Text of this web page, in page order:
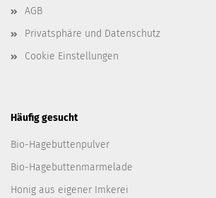
AGB
Privatsphäre und Datenschutz
Cookie Einstellungen
Häufig gesucht
Bio-Hagebuttenpulver
Bio-Hagebuttenmarmelade
Honig aus eigener Imkerei